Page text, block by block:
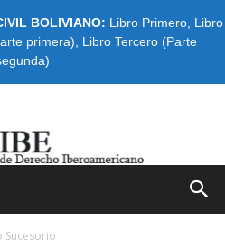
BOLIVIANO: Libro Primero Libro
primera)
Libro Tercero (Parte
Sucesorio